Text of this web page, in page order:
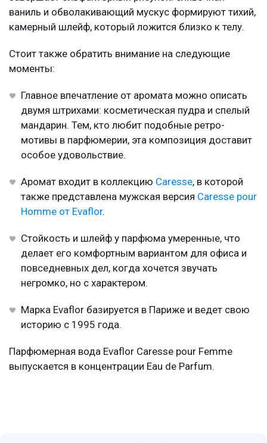
ваниль и обволакивающий мускус формируют тихий,
камерный шлейф, который ложится близко к телу.
Стоит также обратить внимание на следующие
моменты:
Главное впечатление от аромата можно описать
двумя штрихами: косметическая пудра и спелый
мандарин. Тем, кто любит подобные ретро-
мотивы в парфюмерии, эта композиция доставит
особое удовольствие.
Аромат входит в коллекцию Caresse, в которой
также представлена мужская версия Caresse pour
Homme от Evaflor.
Стойкость и шлейф у парфюма умеренные, что
делает его комфортным вариантом для офиса и
повседневных дел, когда хочется звучать
негромко, но с характером.
Марка Evaflor базируется в Париже и ведет свою
историю с 1995 года.
Парфюмерная вода Evaflor Caresse pour Femme
выпускается в концентрации Eau de Parfum.